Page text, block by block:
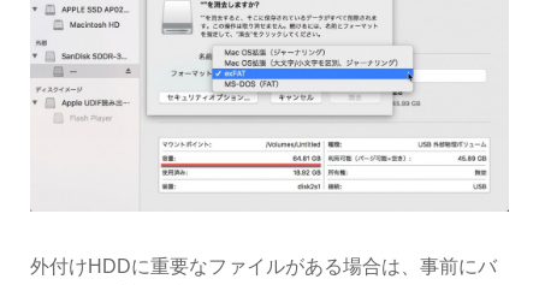
外付けHDDに重要なファイルがある場合は、事前にバ